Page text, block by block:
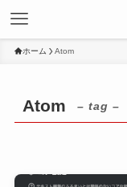
ホーム Atom
Atom – tag –